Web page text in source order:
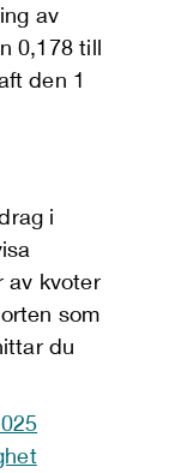
av
0,178 till
den 1
i
av kvoter
som
du